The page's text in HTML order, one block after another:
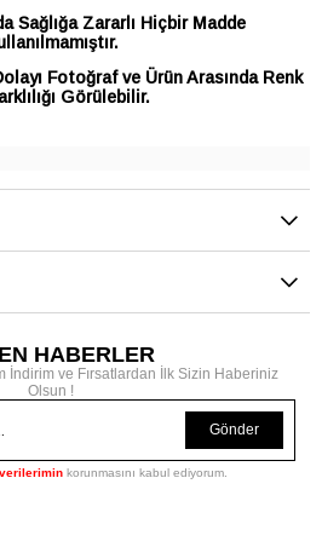
Sağlığa Zararlı Hiçbir Madde
Fotoğraf ve Ürün Arasında Renk
Görülebilir.
HABERLER
İndirim ve Fırsatlardan İlk Sizin Haberiniz
Olsun !
Gönder
korunmasını kabul ediyorum.